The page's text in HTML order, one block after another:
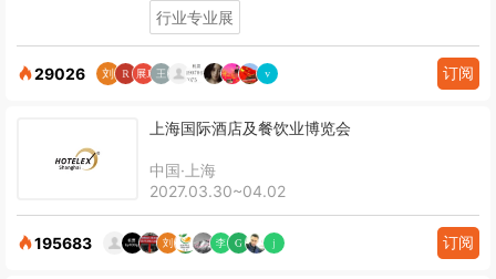
行业专业展
29026 订阅
上海国际酒店及餐饮业博览会
中国·上海
2027.03.30~04.02
195683 订阅